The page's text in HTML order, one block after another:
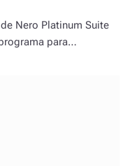
Nero Platinum Suite
para…